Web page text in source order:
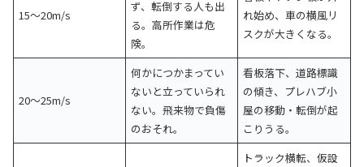
15〜20m/s
ず、転倒する人も出
る。高所作業は危
険。
れ始め、車の横風リ
スクが大きくなる。
20〜25m/s
何かにつかまってい
ないと立っていられ
ない。飛来物で負傷
のおそれ。
看板落下、道路標識
の傾き、プレハブ小
屋の移動・転倒が起
こりうる。
トラック横転、仮設